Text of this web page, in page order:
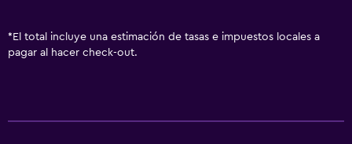
* El total incluye una estimación de tasas e impuestos locales a
pagar al hacer check-out.